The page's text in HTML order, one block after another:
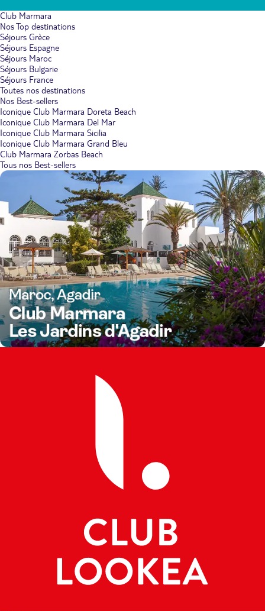
Club Marmara
Nos Top destinations
Séjours Grèce
Séjours Espagne
Séjours Maroc
Séjours Bulgarie
Séjours France
Toutes nos destinations
Nos Best-sellers
Iconique Club Marmara Doreta Beach
Iconique Club Marmara Del Mar
Iconique Club Marmara Sicilia
Iconique Club Marmara Grand Bleu
Club Marmara Zorbas Beach
Tous nos Best-sellers